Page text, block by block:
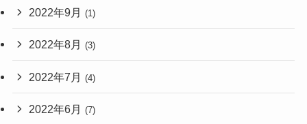
2022年9月 (1)
2022年8月 (3)
2022年7月 (4)
2022年6月 (7)